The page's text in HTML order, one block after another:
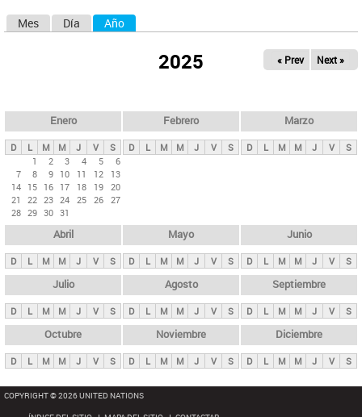
ds
p
n
i
p
a
l
s
Mes Día Año
2025 « Prev Next »
Enero
D L M M J V
S
1
2 3 4 5
6
7
8 9 10 11 12
13
14 15 16 17 18 19 20
21
22 23 24 25 26 27
28 29 30 31
Febrero
D L M M J V S
Marzo
D L M M J V S
Abril
D L M M J V S
Mayo
D L M M J V S
Junio
D L M M J V S
Julio
D L M M J V S
Agosto
D L M M J V S
Septiembre
D L M M J V S
Octubre
D L M M J V S
Noviembre
D L M M J V S
Diciembre
D L M M J V S
COPYRIGHT © 2026 UNITED NATIONS